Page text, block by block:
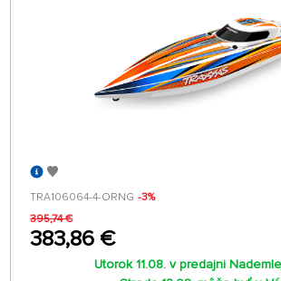
TRA106064-4-ORNG -3%
395,74 €
383,86 €
Utorok 11.08. v predajni